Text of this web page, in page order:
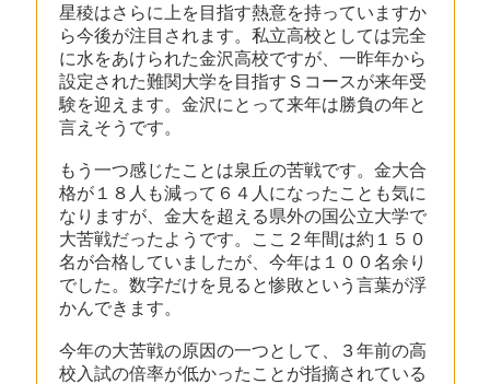
星稜はさらに上を目指す熱意を持っていますか
ら今後が注目されます。私立高校としては完全
に水をあけられた金沢高校ですが、一昨年から
設定された難関大学を目指すＳコースが来年受
験を迎えます。金沢にとって来年は勝負の年と
言えそうです。
もう一つ感じたことは泉丘の苦戦です。金大合
格が１８人も減って６４人になったことも気に
なりますが、金大を超える県外の国公立大学で
大苦戦だったようです。ここ２年間は約１５０
名が合格していましたが、今年は１００名余り
でした。数字だけを見ると惨敗という言葉が浮
かんできます。
今年の大苦戦の原因の一つとして、３年前の高
校入試の倍率が低かったことが指摘されている